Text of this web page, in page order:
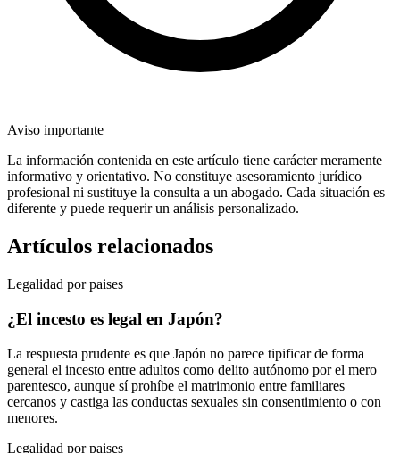
Aviso importante
La información contenida en este artículo tiene carácter meramente
informativo y orientativo. No constituye asesoramiento jurídico
profesional ni sustituye la consulta a un abogado. Cada situación es
diferente y puede requerir un análisis personalizado.
Artículos relacionados
Legalidad por paises
¿El incesto es legal en Japón?
La respuesta prudente es que Japón no parece tipificar de forma
general el incesto entre adultos como delito autónomo por el mero
parentesco, aunque sí prohíbe el matrimonio entre familiares
cercanos y castiga las conductas sexuales sin consentimiento o con
menores.
Legalidad por paises